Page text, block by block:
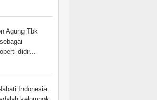
Agung Tbk
didir...
Indonesia